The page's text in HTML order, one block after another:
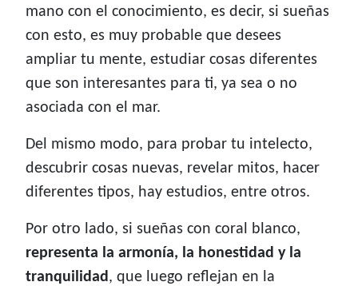
mano con el conocimiento, es decir, si sueñas
con esto, es muy probable que desees
ampliar tu mente, estudiar cosas diferentes
que son interesantes para ti, ya sea o no
asociada con el mar.
Del mismo modo, para probar tu intelecto,
descubrir cosas nuevas, revelar mitos, hacer
diferentes tipos, hay estudios, entre otros.
Por otro lado, si sueñas con coral blanco,
representa la armonía, la honestidad y la
tranquilidad, que luego reflejan en la